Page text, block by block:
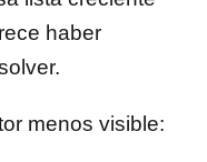
haber
menos visible: